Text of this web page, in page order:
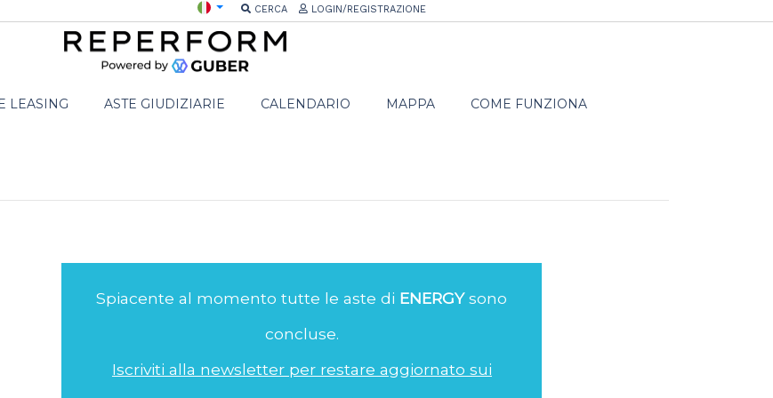
CERCA LOGIN/REGISTRAZIONE
LEASING ASTE GIUDIZIARIE CALENDARIO MAPPA COME FUNZIONA
Spiacente al momento tutte le aste di ENERGYsono
concluse.
Iscriviti alla newsletter per restare aggiornato sui